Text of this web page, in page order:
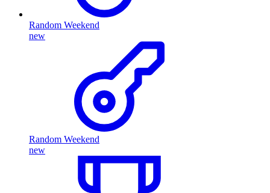
Random Weekend
new
Random Weekend
new